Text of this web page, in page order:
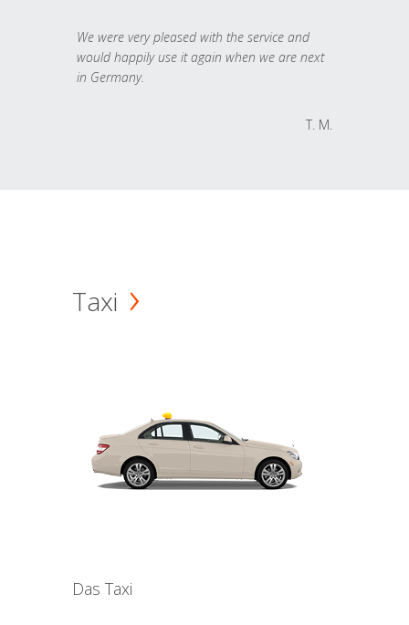
We were very pleased with the service and
would happily use it again when we are next
in Germany.
T. M.
Taxi
Das Taxi